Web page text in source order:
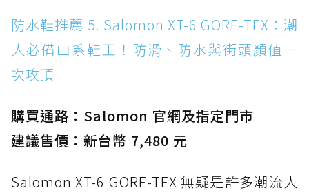
防水鞋推薦 5. Salomon XT-6 GORE-TEX：潮
人必備山系鞋王！防滑、防水與街頭顏值一
次攻頂
購買通路：Salomon 官網及指定門市
建議售價：新台幣 7,480 元
Salomon XT-6 GORE-TEX 無疑是許多潮流人